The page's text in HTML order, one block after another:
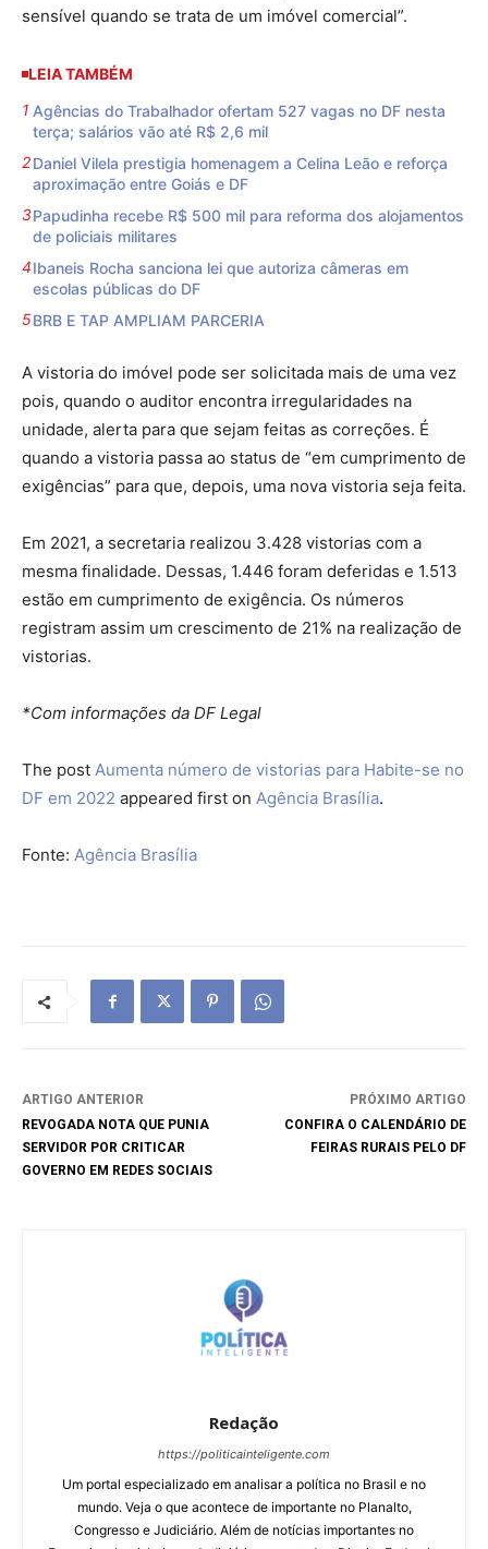
sensível quando se trata de um imóvel comercial”.
LEIA TAMBÉM
Agências do Trabalhador ofertam 527 vagas no DF nesta
terça; salários vão até R$ 2,6 mil
Daniel Vilela prestigia homenagem a Celina Leão e reforça
aproximação entre Goiás e DF
Papudinha recebe R$ 500 mil para reforma dos alojamentos
de policiais militares
Ibaneis Rocha sanciona lei que autoriza câmeras em
escolas públicas do DF
BRB E TAP AMPLIAM PARCERIA
A vistoria do imóvel pode ser solicitada mais de uma vez
pois, quando o auditor encontra irregularidades na
unidade, alerta para que sejam feitas as correções. É
quando a vistoria passa ao status de “em cumprimento de
exigências” para que, depois, uma nova vistoria seja feita.
Em 2021, a secretaria realizou 3.428 vistorias com a
mesma finalidade. Dessas, 1.446 foram deferidas e 1.513
estão em cumprimento de exigência. Os números
registram assim um crescimento de 21% na realização de
vistorias.
*Com informações da DF Legal
The post Aumenta número de vistorias para Habite-se no
DF em 2022 appeared first on Agência Brasília.
Fonte: Agência Brasília
ARTIGO ANTERIOR
REVOGADA NOTA QUE PUNIA
SERVIDOR POR CRITICAR
GOVERNO EM REDES SOCIAIS
PRÓXIMO ARTIGO
CONFIRA O CALENDÁRIO DE
FEIRAS RURAIS PELO DF
Redação
https://politicainteligente.com
Um portal especializado em analisar a política no Brasil e no
mundo. Veja o que acontece de importante no Planalto,
Congresso e Judiciário. Além de notícias importantes no